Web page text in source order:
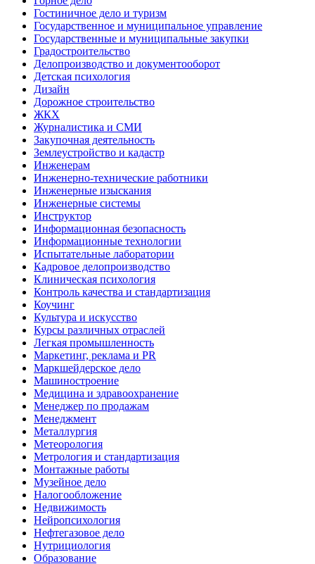
Гостиничное дело и туризм
Государственное и муниципальное управление
Государственные и муниципальные закупки
Градостроительство
Делопроизводство и документооборот
Детская психология
Дизайн
Дорожное строительство
ЖКХ
Журналистика и СМИ
Закупочная деятельность
Землеустройство и кадастр
Инженерам
Инженерно-технические работники
Инженерные изыскания
Инженерные системы
Инструктор
Информационная безопасность
Информационные технологии
Испытательные лаборатории
Кадровое делопроизводство
Клиническая психология
Контроль качества и стандартизация
Коучинг
Культура и искусство
Курсы различных отраслей
Легкая промышленность
Маркетинг, реклама и PR
Маркшейдерское дело
Машиностроение
Медицина и здравоохранение
Менеджер по продажам
Менеджмент
Металлургия
Метеорология
Метрология и стандартизация
Монтажные работы
Музейное дело
Налогообложение
Недвижимость
Нейропсихология
Нефтегазовое дело
Нутрициология
Образование